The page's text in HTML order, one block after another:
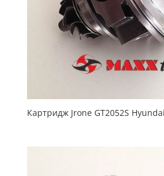
Картридж Jrone GT2052S